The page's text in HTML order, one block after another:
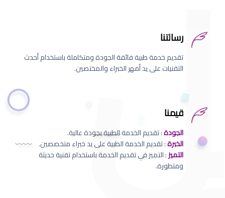
رسالتنا
تقديم خدمة طبية فائقة الجودة ومتكاملة باستخدام أحدث
التقنيات على يد أمهر الخبراء والمختصين.
قيمنا
الجودة: تقديم الخدمة الطبية بجودة عالية.
الخبرة: تقديم الخدمة الطبية على يد خبراء متخصصين.
التميز: التميز في تقديم الخدمة باستخدام تقنية حديثة
ومتطورة.